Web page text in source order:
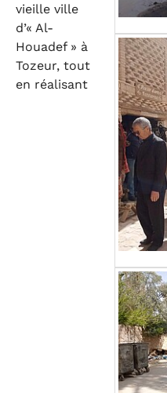
vieille ville
d’« Al-
Houadef » à
Tozeur, tout
en réalisant